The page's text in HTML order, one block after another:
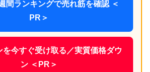
間ランキングで売れ筋を確認 ＜
PR＞
を今すぐ受け取る／実質価格ダウ
ン ＜PR＞